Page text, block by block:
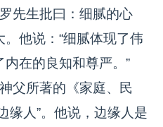
先生批曰：细腻的心
他说：“细腻体现了伟
在的良知和尊严。”
父所著的《家庭、民
缘人”。他说，边缘人是